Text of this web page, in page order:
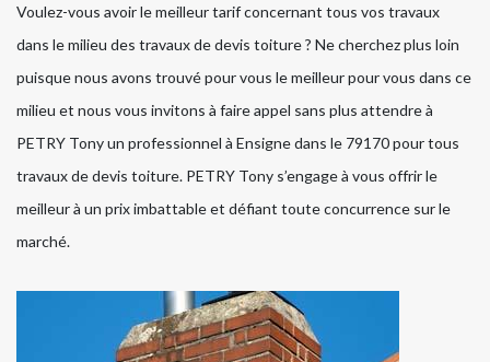
Voulez-vous avoir le meilleur tarif concernant tous vos travaux
dans le milieu des travaux de devis toiture ? Ne cherchez plus loin
puisque nous avons trouvé pour vous le meilleur pour vous dans ce
milieu et nous vous invitons à faire appel sans plus attendre à
PETRY Tony un professionnel à Ensigne dans le 79170 pour tous
travaux de devis toiture. PETRY Tony s’engage à vous offrir le
meilleur à un prix imbattable et défiant toute concurrence sur le
marché.